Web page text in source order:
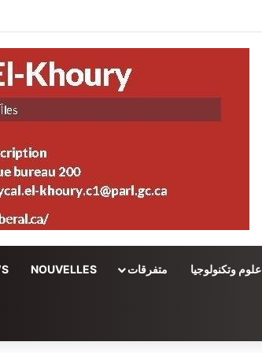
علوم وتكنولوجيا متفرقات NOUVELLES